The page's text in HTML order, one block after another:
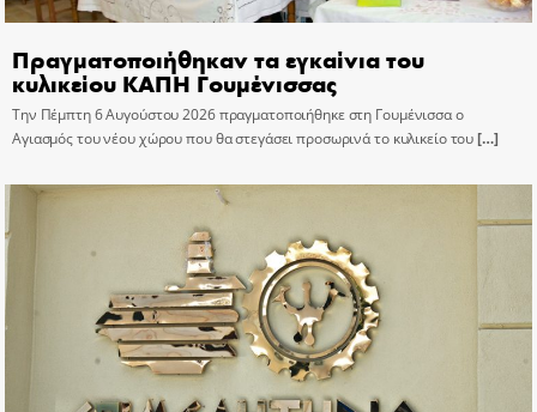
Πραγματοποιήθηκαν τα εγκαίνια του
κυλικείου ΚΑΠΗ Γουμένισσας
Την Πέμπτη 6 Αυγούστου 2026 πραγματοποιήθηκε στη Γουμένισσα ο
Αγιασμός του νέου χώρου που θα στεγάσει προσωρινά το κυλικείο του[…]